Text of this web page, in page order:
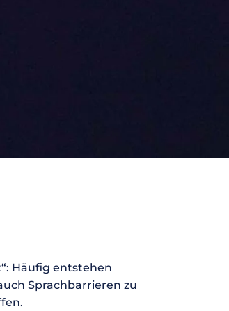
Häufig entstehen
Sprachbarrieren zu